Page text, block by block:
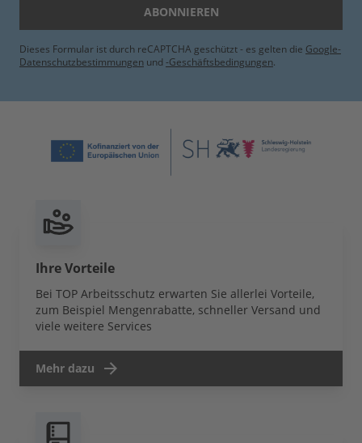
ABONNIEREN
Dieses Formular ist durch reCAPTCHA geschützt - es gelten die Google-
Datenschutzbestimmungen und -Geschäftsbedingungen.
Ihre Vorteile
Bei TOP Arbeitsschutz erwarten Sie allerlei Vorteile,
zum Beispiel Mengenrabatte, schneller Versand und
viele weitere Services
Mehr dazu